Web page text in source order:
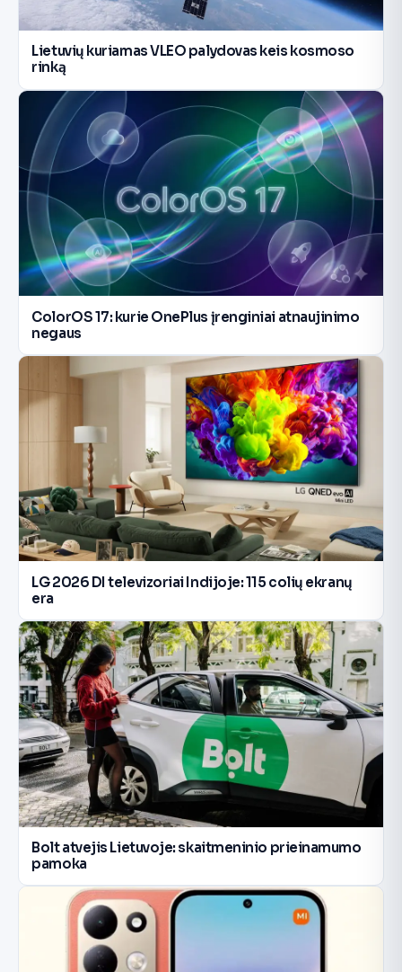
Lietuvių kuriamas VLEO palydovas keis kosmoso
rinką
ColorOS 17: kurie OnePlus įrenginiai atnaujinimo
negaus
LG 2026 DI televizoriai Indijoje: 115 colių ekranų
era
Bolt atvejis Lietuvoje: skaitmeninio prieinamumo
pamoka